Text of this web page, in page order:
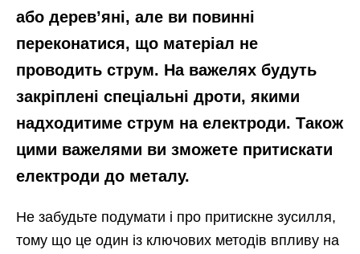
або дерев’яні, але ви повинні
переконатися, що матеріал не
проводить струм. На важелях будуть
закріплені спеціальні дроти, якими
надходитиме струм на електроди. Також
цими важелями ви зможете притискати
електроди до металу.
Не забудьте подумати і про притискне зусилля,
тому що це один із ключових методів впливу на